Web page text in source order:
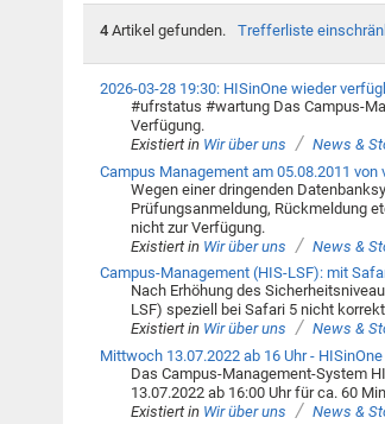
4Artikel gefunden. Trefferliste
2026-03-28 19:30: HISinOne wieder
#ufrstatus #wartung Das Campus-
Verfügung.
Existiert in Wir über uns / News &
Campus Management am 05.08.2011
Wegen einer dringenden
Prüfungsanmeldung, Rückmeldung
nicht zur Verfügung.
Existiert in Wir über uns / News &
Campus-Management (HIS-LSF): mit
Nach Erhöhung des
LSF) speziell bei Safari 5 nicht
Existiert in Wir über uns / News &
Mittwoch 13.07.2022 ab 16 Uhr -
Das Campus-Management-System
13.07.2022 ab 16:00 Uhr für ca. 60
Existiert in Wir über uns / News &